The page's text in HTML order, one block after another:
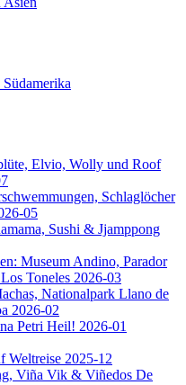
Elvio, Wolly und Roof
Schlaglöcher
05
Sushi & Jjamppong
Museum Andino, Parador
Toneles 2026-03
Nationalpark Llano de
2026-02
Petri Heil! 2026-01
Weltreise 2025-12
Viña Vik & Viñedos De